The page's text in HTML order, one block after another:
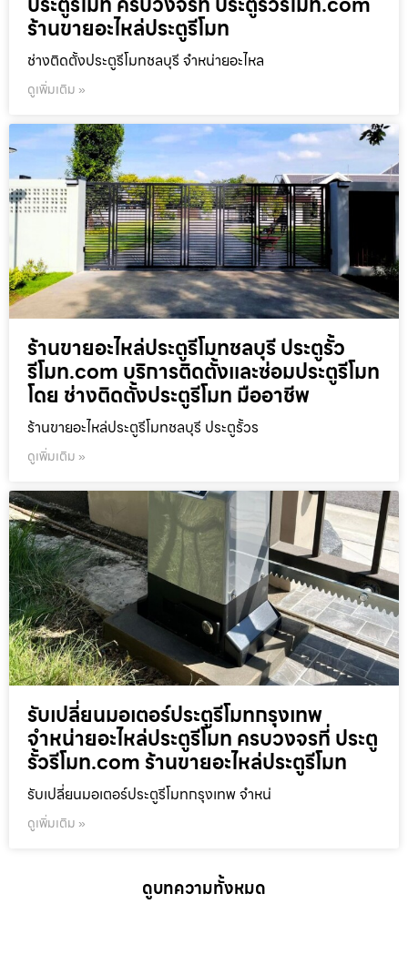
ร้านขายอะไหล่ประตูรีโมท
ช่างติดตั้งประตูรีโมทชลบุรี จำหน่ายอะไหล
ดูเพิ่มเติม »
ร้านขายอะไหล่ประตูรีโมทชลบุรี ประตูรั้ว
รีโมท.com บริการติดตั้งและซ่อมประตูรีโมท
โดย ช่างติดตั้งประตูรีโมท มืออาชีพ
ร้านขายอะไหล่ประตูรีโมทชลบุรี ประตูรั้วร
ดูเพิ่มเติม »
รับเปลี่ยนมอเตอร์ประตูรีโมทกรุงเทพ
จำหน่ายอะไหล่ประตูรีโมท ครบวงจรที่ ประตู
รั้วรีโมท.com ร้านขายอะไหล่ประตูรีโมท
รับเปลี่ยนมอเตอร์ประตูรีโมทกรุงเทพ จำหน่
ดูเพิ่มเติม »
ดูบทความทั้งหมด